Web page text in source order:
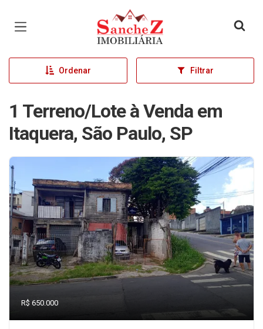
Página inicial
Ordenar Filtrar
1 Terreno/Lote à Venda em
Itaquera, São Paulo, SP
R$ 650.000